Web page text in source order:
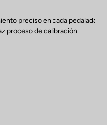
preciso en cada pedalada,
proceso de calibración.